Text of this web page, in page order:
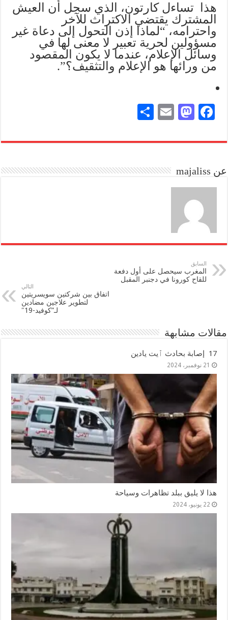
هذا تساءل كارتون، الذي سجل أن العيش
المشترك يقتضي الاكتراث للآخر
واحترامه، “لماذا إذن التحول إلى دعاة غير
مسؤولين لحرية تعبير لا معنى لها في
وسائل الإعلام، عندما لا يكون المقصود
من ورائها هو الإعلام والتثقيف؟”.
Fa
bo
M
to
n
E
ail
re
عن majaliss
السابق
المغرب سيحصل على أول دفعة
للقاح كورونا في دجنبر المقبل
التالي
اتفاق بين شركتين سويسريتين
لتطوير علاجين مضادين
لـ”كوفيد-19″
مقالات مشابهة
17 إصابة بحادث ٱيت يادين
21 نوفمبر، 2024
هذا لا يليق ببلد تظاهرات وسياحة
22 يونيو، 2024